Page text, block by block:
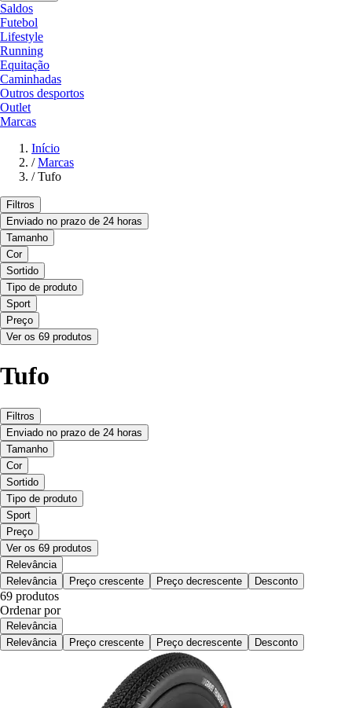
Saldos
Futebol
Lifestyle
Running
Equitação
Caminhadas
Outros desportos
Outlet
Marcas
Início
/ Marcas
/ Tufo
Filtros
Enviado no prazo de 24 horas
Tamanho
Cor
Sortido
Tipo de produto
Sport
Preço
Ver os 69 produtos
Tufo
Filtros
Enviado no prazo de 24 horas
Tamanho
Cor
Sortido
Tipo de produto
Sport
Preço
Ver os 69 produtos
Relevância
Relevância
Preço crescente Preço decrescente Desconto
69 produtos
Ordenar por
Relevância
Relevância
Preço crescente Preço decrescente Desconto